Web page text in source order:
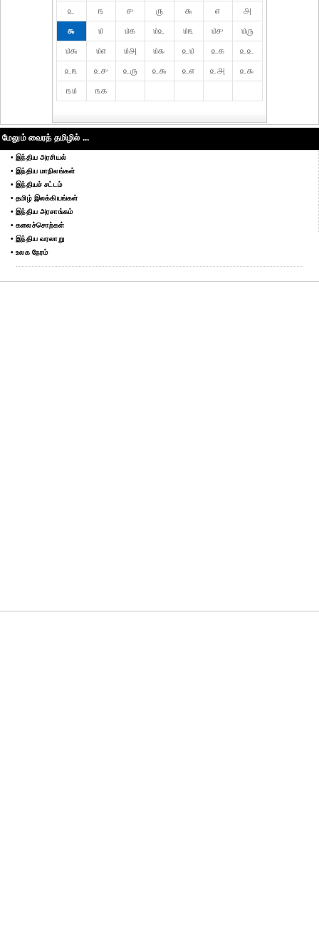
௨ ௩ ௪ ௫ ௬ ௭
௮
௯
௰ ௰௧ ௰௨ ௰௩ ௰௪
௰௫
௰௬
௰௭ ௰௮ ௰௯ ௨௰ ௨௧
௨௨
௨௩
௨௪ ௨௫ ௨௬ ௨௭ ௨௮
௨௯
௩௰
௩௧
மேலும் வைரத் தமிழில் ...
• இந்திய அரசியல்
• இந்திய மாநிலங்கள்
• இந்தியச் சட்டம்
• தமிழ் இலக்கியங்கள்
• இந்திய அரசாங்கம்
• கலைச்சொற்கள்
• இந்திய வரலாறு
• உலக நேரம்